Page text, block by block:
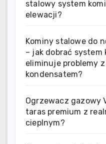
stalowy system
elewacji?
Kominy stalowe do
– jak dobrać system
eliminuje problemy
kondensatem?
Ogrzewacz gazowy
taras premium z
cieplnym?